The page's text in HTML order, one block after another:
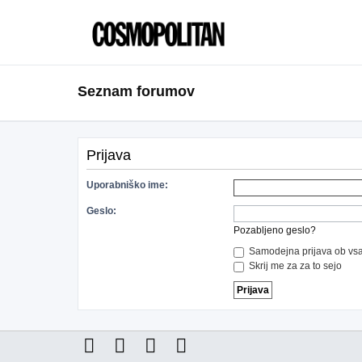
Seznam forumov
Prijava
Uporabniško ime:
Geslo:
Pozabljeno geslo?
Samodejna prijava ob
Skrij me za za to sejo